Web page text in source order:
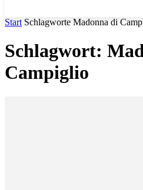
Start Schlagworte Madonna di
Schlagwort:
Campiglio